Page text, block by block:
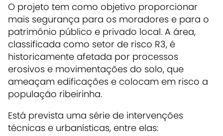
O projeto tem como objetivo proporcionar
mais segurança para os moradores e para o
patrimônio público e privado local. A área,
classificada como setor de risco R3, é
historicamente afetada por processos
erosivos e movimentações do solo, que
ameaçam edificações e colocam em risco a
população ribeirinha.
Está prevista uma série de intervenções
técnicas e urbanísticas, entre elas: